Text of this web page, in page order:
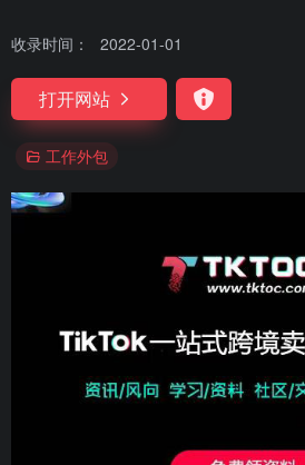
收录时间： 2022-01-01
打开网站
工作外包